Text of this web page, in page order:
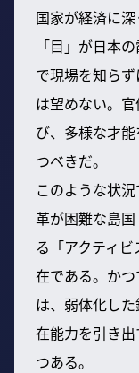
国家が経済に
「目」が日本
で現場を知ら
は望めない。
び、多様な才
つべきだ。
このような状
革が困難な島
る「アクティ
在である。か
は、弱体化し
在能力を引き
つある。